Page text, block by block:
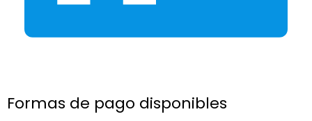
Formas de pago disponibles